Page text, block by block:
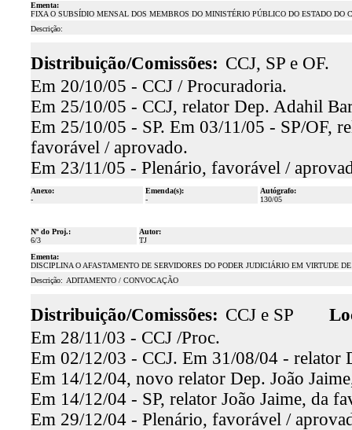
Ementa:
FIXA O SUBSÍDIO MENSAL DOS MEMBROS DO MINISTÉRIO PÚBLICO DO ESTADO DO
Descrição:
Distribuição/Comissões: CCJ, SP e OF.
Em 20/10/05 - CCJ / Procuradoria.
Em 25/10/05 - CCJ, relator Dep. Adahil
Em 25/10/05 - SP. Em 03/11/05 - SP/OF,
favorável / aprovado.
Em 23/11/05 - Plenário, favorável /
Anexo:
-
Emenda(s):
-
Autógrafo:
130/05
Nº do Proj.:
6/3
Autor:
TJ
Ementa:
DISCIPLINA O AFASTAMENTO DE SERVIDORES DO PODER JUDICIÁRIO EM VIRTUDE
Descrição: ADITAMENTO / CONVOCAÇÃO
Distribuição/Comissões: CCJ e SP
Em 28/11/03 - CCJ /Proc.
Em 02/12/03 - CCJ. Em 31/08/04 - relator
Em 14/12/04, novo relator Dep. João
Em 14/12/04 - SP, relator João Jaime, da
Em 29/12/04 - Plenário, favorável /